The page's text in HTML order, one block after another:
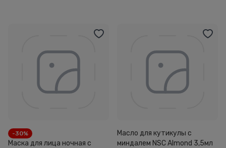
-30%
Маска для лица ночная с
Масло для кутикулы с
миндалем NSC Almond 3,5мл